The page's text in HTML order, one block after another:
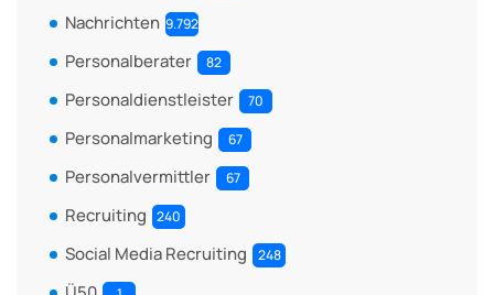
Nachrichten 9.792
Personalberater 82
Personaldienstleister 70
Personalmarketing 67
Personalvermittler 67
Recruiting 240
Social Media Recruiting 248